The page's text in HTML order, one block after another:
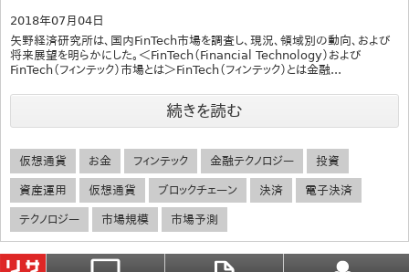
2018年07月04日
矢野経済研究所は、国内FinTech市場を調査し、現況、領域別の動向、および
将来展望を明らかにした。＜FinTech（Financial Technology）および
FinTech（フィンテック）市場とは＞FinTech（フィンテック）とは金融...
続きを読む
仮想通貨 お金 フィンテック 金融テクノロジー 投資
資産運用 仮想通貨 ブロックチェーン 決済 電子決済
テクノロジー 市場規模 市場予測